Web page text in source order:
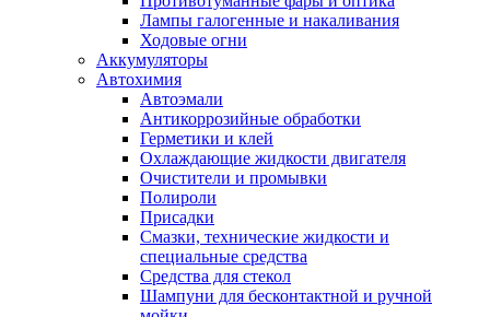
Лампы галогенные и накаливания
Ходовые огни
Аккумуляторы
Автохимия
Автоэмали
Антикоррозийные обработки
Герметики и клей
Охлаждающие жидкости двигателя
Очистители и промывки
Полироли
Присадки
Смазки, технические жидкости и
специальные средства
Средства для стекол
Шампуни для бесконтактной и ручной